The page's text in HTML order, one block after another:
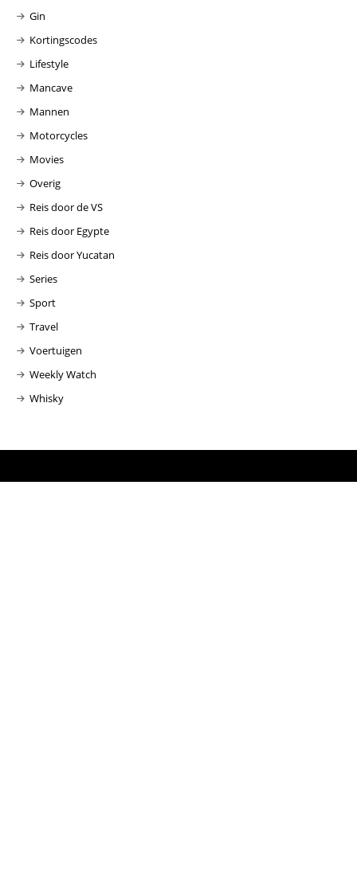
Gin
Kortingscodes
Lifestyle
Mancave
Mannen
Motorcycles
Movies
Overig
Reis door de VS
Reis door Egypte
Reis door Yucatan
Series
Sport
Travel
Voertuigen
Weekly Watch
Whisky